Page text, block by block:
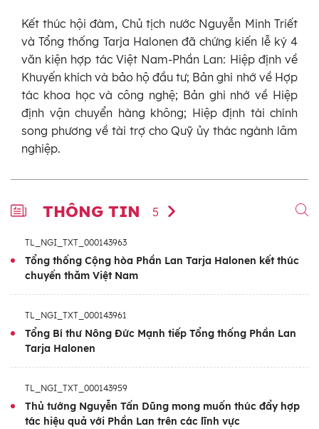
Kết thúc hội đàm, Chủ tịch nước Nguyễn Minh Triết
và Tổng thống Tarja Halonen đã chứng kiến lễ ký 4
văn kiện hợp tác Việt Nam-Phần Lan: Hiệp định về
Khuyến khích và bảo hộ đầu tư; Bản ghi nhớ về Hợp
tác khoa học và công nghệ; Bản ghi nhớ về Hiệp
định vận chuyển hàng không; Hiệp định tài chính
song phương về tài trợ cho Quỹ ủy thác ngành lâm
nghiệp.
THÔNG TIN 5
TL_NGI_TXT_000143963
Tổng thống Cộng hòa Phần Lan Tarja Halonen kết thúc
chuyến thăm Việt Nam
TL_NGI_TXT_000143961
Tổng Bí thư Nông Đức Mạnh tiếp Tổng thống Phần Lan
Tarja Halonen
TL_NGI_TXT_000143959
Thủ tướng Nguyễn Tấn Dũng mong muốn thúc đẩy hợp
tác hiệu quả với Phần Lan trên các lĩnh vực